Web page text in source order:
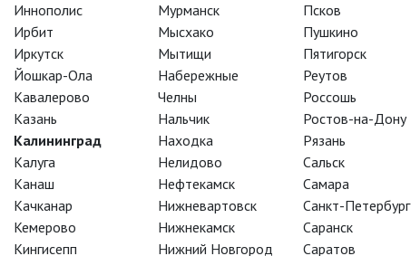
Иннополис
Ирбит
Иркутск
Йошкар-Ола
Кавалерово
Казань
Калининград
Калуга
Канаш
Качканар
Кемерово
Кингисепп
Мурманск
Мысхако
Мытищи
Набережные
Челны
Нальчик
Находка
Нелидово
Нефтекамск
Нижневартовск
Нижнекамск
Нижний Новгород
Псков
Пушкино
Пятигорск
Реутов
Россошь
Ростов-на-Дону
Рязань
Сальск
Самара
Санкт-Петербург
Саранск
Саратов